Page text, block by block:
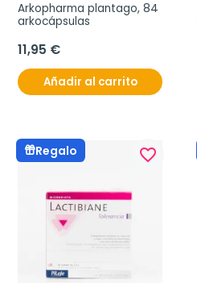
Arkopharma plantago, 84
arkocápsulas
11,95 €
Añadir al carrito
Regalo favorite_border